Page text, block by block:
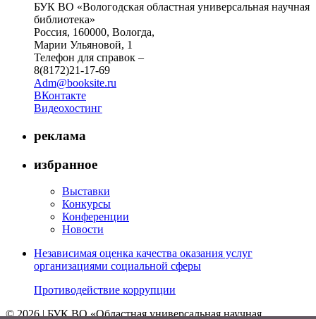
БУК ВО «Вологодская областная универсальная научная
библиотека»
Россия, 160000, Вологда,
Марии Ульяновой, 1
Телефон для справок –
8(8172)21-17-69
Adm@booksite.ru
ВКонтакте
Видеохостинг
реклама
избранное
Выставки
Конкурсы
Конференции
Новости
Независимая оценка качества оказания услуг
организациями социальной сферы
Противодействие коррупции
© 2026 | БУК ВО «Областная универсальная научная